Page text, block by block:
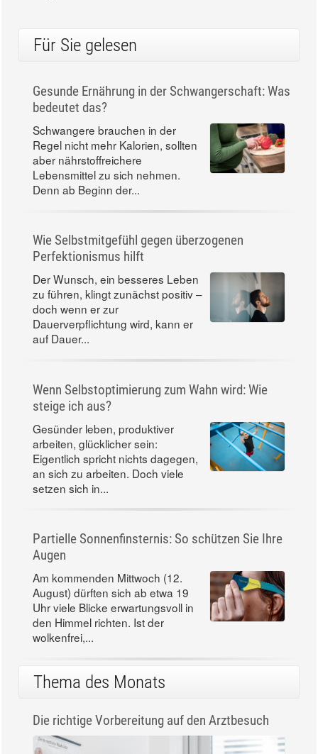
Für Sie gelesen
Gesunde Ernährung in der Schwangerschaft: Was
bedeutet das?
Schwangere brauchen in der
Regel nicht mehr Kalorien, sollten
aber nährstoffreichere
Lebensmittel zu sich nehmen.
Denn ab Beginn der...
Wie Selbstmitgefühl gegen überzogenen
Perfektionismus hilft
Der Wunsch, ein besseres Leben
zu führen, klingt zunächst positiv –
doch wenn er zur
Dauerverpflichtung wird, kann er
auf Dauer...
Wenn Selbstoptimierung zum Wahn wird: Wie
steige ich aus?
Gesünder leben, produktiver
arbeiten, glücklicher sein:
Eigentlich spricht nichts dagegen,
an sich zu arbeiten. Doch viele
setzen sich in...
Partielle Sonnenfinsternis: So schützen Sie Ihre
Augen
Am kommenden Mittwoch (12.
August) dürften sich ab etwa 19
Uhr viele Blicke erwartungsvoll in
den Himmel richten. Ist der
wolkenfrei,...
Thema des Monats
Die richtige Vorbereitung auf den Arztbesuch